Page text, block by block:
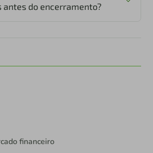
do encerramento?
financeiro